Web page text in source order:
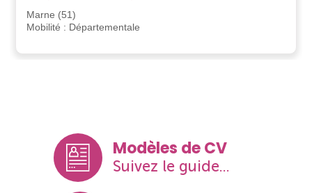
Marne (51)
Mobilité : Départementale
Modèles de CV
Suivez le guide...